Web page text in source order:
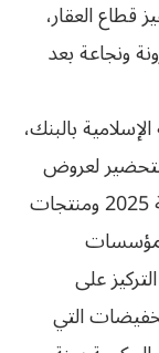
قطاع العقار،
ونجاعة بعد
بالبنك،
لعروض
مبتكرة تخص الصيرفة الإسلامية خلال سنة 2025 ومنتجات
على
التي